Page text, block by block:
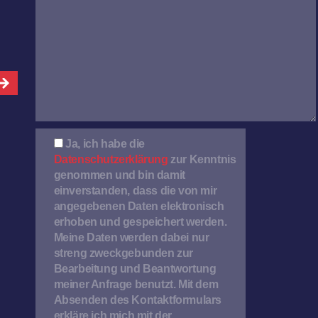
Ja, ich habe die
Datenschutzerklärung zur Kenntnis
genommen und bin damit
einverstanden, dass die von mir
angegebenen Daten elektronisch
erhoben und gespeichert werden.
Meine Daten werden dabei nur
streng zweckgebunden zur
Bearbeitung und Beantwortung
meiner Anfrage benutzt. Mit dem
Absenden des Kontaktformulars
erkläre ich mich mit der